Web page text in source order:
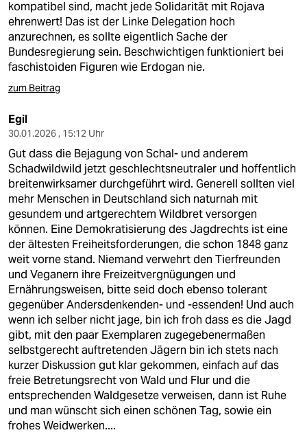
kompatibel sind, macht jede Solidarität mit Rojava
ehrenwert! Das ist der Linke Delegation hoch
anzurechnen, es sollte eigentlich Sache der
Bundesregierung sein. Beschwichtigen funktioniert bei
faschistoiden Figuren wie Erdogan nie.
zum Beitrag
Egil
30.01.2026 , 15:12 Uhr
Gut dass die Bejagung von Schal- und anderem
Schadwildwild jetzt geschlechtsneutraler und hoffentlich
breitenwirksamer durchgeführt wird. Generell sollten viel
mehr Menschen in Deutschland sich naturnah mit
gesundem und artgerechtem Wildbret versorgen
können. Eine Demokratisierung des Jagdrechts ist eine
der ältesten Freiheitsforderungen, die schon 1848 ganz
weit vorne stand. Niemand verwehrt den Tierfreunden
und Veganern ihre Freizeitvergnügungen und
Ernährungsweisen, bitte seid doch ebenso tolerant
gegenüber Andersdenkenden- und -essenden! Und auch
wenn ich selber nicht jage, bin ich froh dass es die Jagd
gibt, mit den paar Exemplaren zugegebenermaßen
selbstgerecht auftretenden Jägern bin ich stets nach
kurzer Diskussion gut klar gekommen, einfach auf das
freie Betretungsrecht von Wald und Flur und die
entsprechenden Waldgesetze verweisen, dann ist Ruhe
und man wünscht sich einen schönen Tag, sowie ein
frohes Weidwerken....